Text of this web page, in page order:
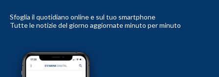
Sfoglia il quotidiano online e sul tuo smartphone
Tutte le notizie del giorno aggiornate minuto per minuto